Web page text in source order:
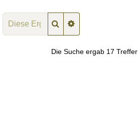
Suche
Die Suche ergab 17 Treffer